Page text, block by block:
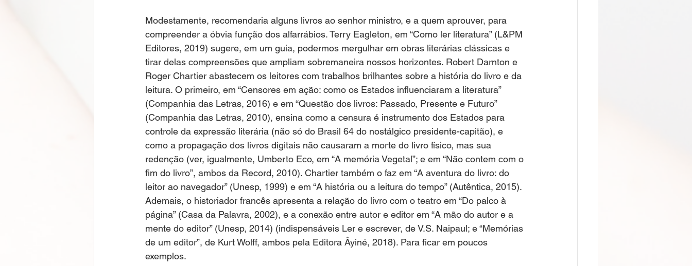
Modestamente, recomendaria alguns livros ao senhor ministro, e a quem aprouver, para
compreender a óbvia função dos alfarrábios. Terry Eagleton, em “Como ler literatura” (L&PM
Editores, 2019) sugere, em um guia, podermos mergulhar em obras literárias clássicas e
tirar delas compreensões que ampliam sobremaneira nossos horizontes. Robert Darnton e
Roger Chartier abastecem os leitores com trabalhos brilhantes sobre a história do livro e da
leitura. O primeiro, em “Censores em ação: como os Estados influenciaram a literatura”
(Companhia das Letras, 2016) e em “Questão dos livros: Passado, Presente e Futuro”
(Companhia das Letras, 2010), ensina como a censura é instrumento dos Estados para
controle da expressão literária (não só do Brasil 64 do nostálgico presidente-capitão), e
como a propagação dos livros digitais não causaram a morte do livro físico, mas sua
redenção (ver, igualmente, Umberto Eco, em “A memória Vegetal”; e em “Não contem com o
fim do livro”, ambos da Record, 2010). Chartier também o faz em “A aventura do livro: do
leitor ao navegador” (Unesp, 1999) e em “A história ou a leitura do tempo” (Autêntica, 2015).
Ademais, o historiador francês apresenta a relação do livro com o teatro em “Do palco à
página” (Casa da Palavra, 2002), e a conexão entre autor e editor em “A mão do autor e a
mente do editor” (Unesp, 2014) (indispensáveis Ler e escrever, de V.S. Naipaul; e “Memórias
de um editor”, de Kurt Wolff, ambos pela Editora Âyiné, 2018). Para ficar em poucos
exemplos.